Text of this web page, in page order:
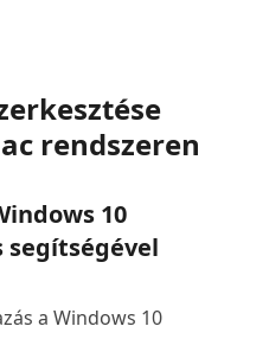
rendszeren
10
segítségével
a Windows 10